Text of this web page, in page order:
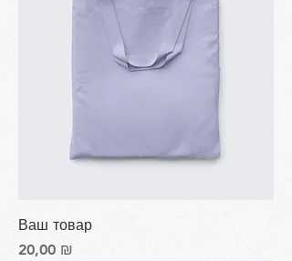
Ваш товар
Цена
20,00 ₪